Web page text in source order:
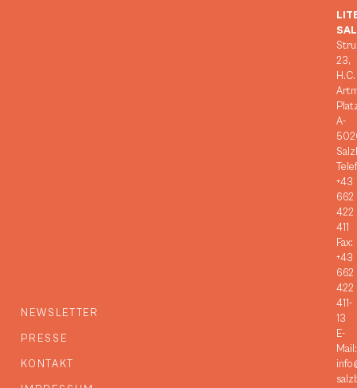
NEWSLETTER
PRESSE
KONTAKT
23,
H.C.
A-
+43
662
422
411
Fax:
+43
662
422
411-
13
E-
Mail: